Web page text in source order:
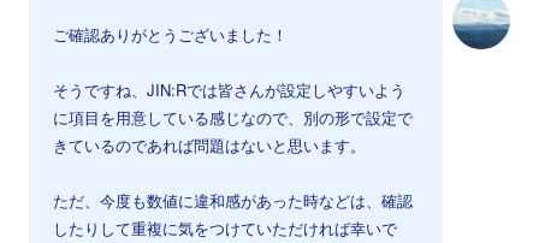
ご確認ありがとうございました！
そうですね、JIN:Rでは皆さんが設定しやすいよう
に項目を用意している感じなので、別の形で設定で
きているのであれば問題はないと思います。
ただ、今度も数値に違和感があった時などは、確認
したりして重複に気をつけていただければ幸いで